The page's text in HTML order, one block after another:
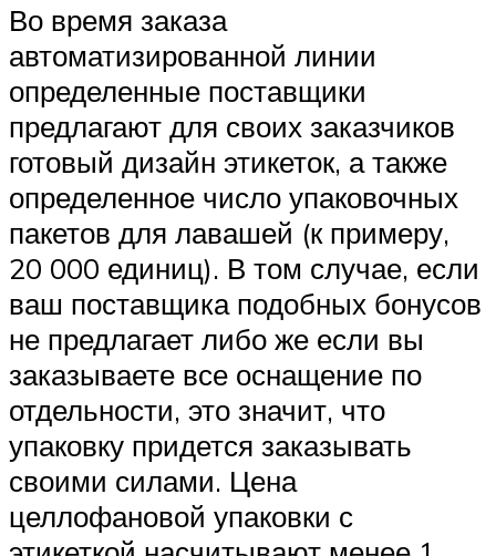
Во время заказа
автоматизированной линии
определенные поставщики
предлагают для своих заказчиков
готовый дизайн этикеток, а также
определенное число упаковочных
пакетов для лавашей (к примеру,
20 000 единиц). В том случае, если
ваш поставщика подобных бонусов
не предлагает либо же если вы
заказываете все оснащение по
отдельности, это значит, что
упаковку придется заказывать
своими силами. Цена
целлофановой упаковки с